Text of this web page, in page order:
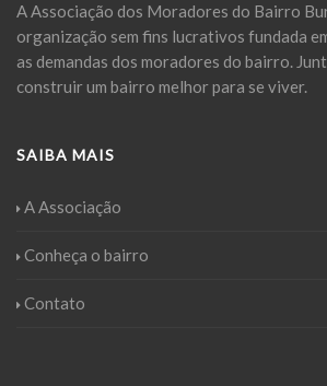
A Associação dos Moradores do Bairro
organização sem fins lucrativos fundada
as demandas dos moradores do bairro.
construir um bairro melhor para se viver.
SAIBA MAIS
A Associação
Conheça o bairro
Contato